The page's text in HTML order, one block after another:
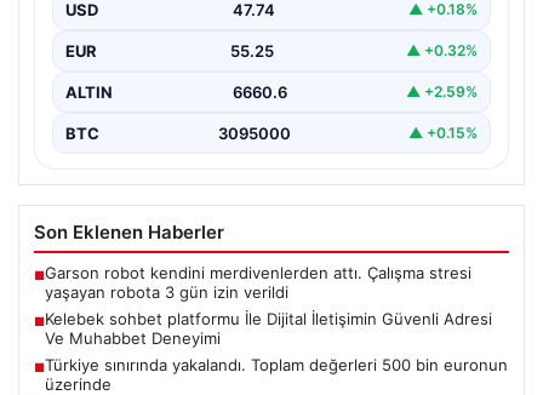
Sanal ortamında bireylerin seviyeli bir tarzda bağlantı
Günümüzde…
USD 47.74 ▲ +0.18%
EUR 55.25 ▲ +0.32%
ALTIN 6660.6 ▲ +2.59%
BTC 3095000 ▲ +0.15%
Son Eklenen Haberler
■Garson robot kendini merdivenlerden attı. Çalışma stresi
yaşayan robota 3 gün izin verildi
■Kelebek sohbet platformu İle Dijital İletişimin Güvenli Adresi
Ve Muhabbet Deneyimi
■Türkiye sınırında yakalandı. Toplam değerleri 500 bin euronun
üzerinde